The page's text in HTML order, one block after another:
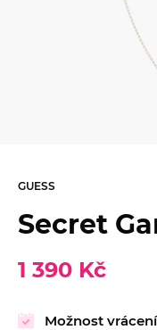
GUESS
Secret
1 390 Kč
Možnost